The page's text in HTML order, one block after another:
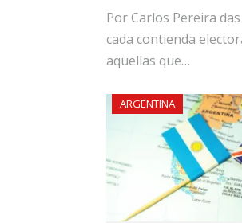
Por Carlos Pereira
cada contienda
aquellas que…
ARGENTINA